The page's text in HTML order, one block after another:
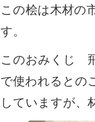
この桧は木材の
す。
このおみくじ
で使われると
していますが、